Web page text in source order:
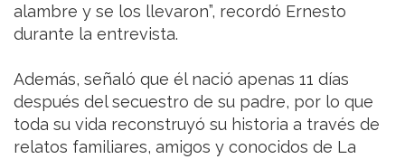
alambre y se los llevaron”, recordó Ernesto
durante la entrevista.
Además, señaló que él nació apenas 11 días
después del secuestro de su padre, por lo que
toda su vida reconstruyó su historia a través de
relatos familiares, amigos y conocidos de La